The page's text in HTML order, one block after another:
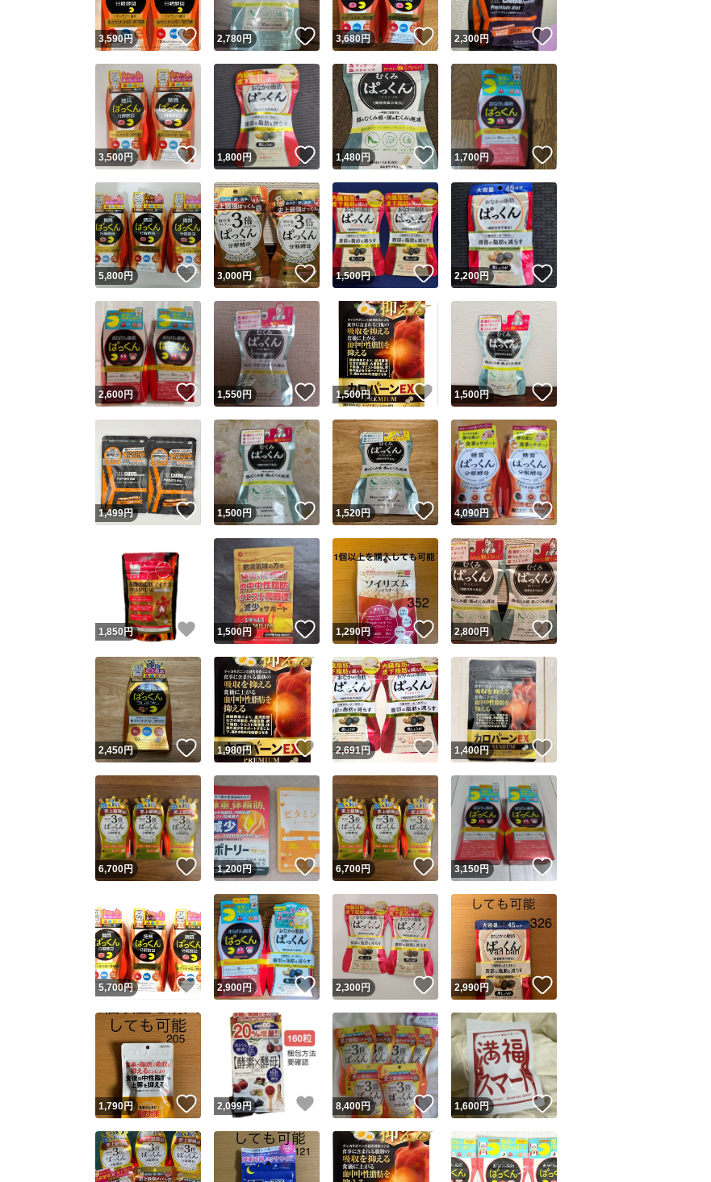
安心取引出品者 Yahoo!フリマの基準をクリアした安心・安全なユーザーです
取引実績
取引実績◯+ このユーザーはYahoo!フリマの取引を完了させた実績があ
他フリマ実績◯+ このユーザーは他フリマサービスでの取引実績があります
スピード&安心発送
※このバッジは実績に基づく表示であり、発送を保証しているものではありません
スピード＆安心発送
このユーザーは高頻度で24時間以内＆設定した発送日数内
ます
スピード発送 このユーザーは高頻度で24時間以内に発送しています
安心発送 このユーザーは設定した発送日数内に発送しています
商品画像の無断転載は禁止されています
コピーは1商品につき1回 です
出品ページへ
キャンセル
3,590円 いいね！
2,780円 いいね！
3,680円 いいね！
2,300円
3,500円 いいね！
1,800円 いいね！
1,480円 いいね！
1,700円 いいね！
5,800円 いいね！
3,000円 いいね！
1,500円 いいね！
2,200円 いいね！
2,600円 いいね！
1,550円 いいね！
1,500円 いいね！
1,500円 いいね！
1,499円 いいね！
1,500円 いいね！
1,520円 いいね！
4,090円 いいね！
1,850 円 いいね！
1,500円 いいね！
1,290円 いいね！
2,800円
2,450円 いいね！
1,980円 いいね！
2,691円 いいね！
1,400円
6,700円 いいね！
1,200円 いいね！
6,700円 いいね！
3,150円
5,700円 いいね！
2,900円 いいね！
2,300円 いいね！
2,990円
1,790円 いいね！
2,099円 いいね！
8,400円 いいね！
1,600円 いいね！